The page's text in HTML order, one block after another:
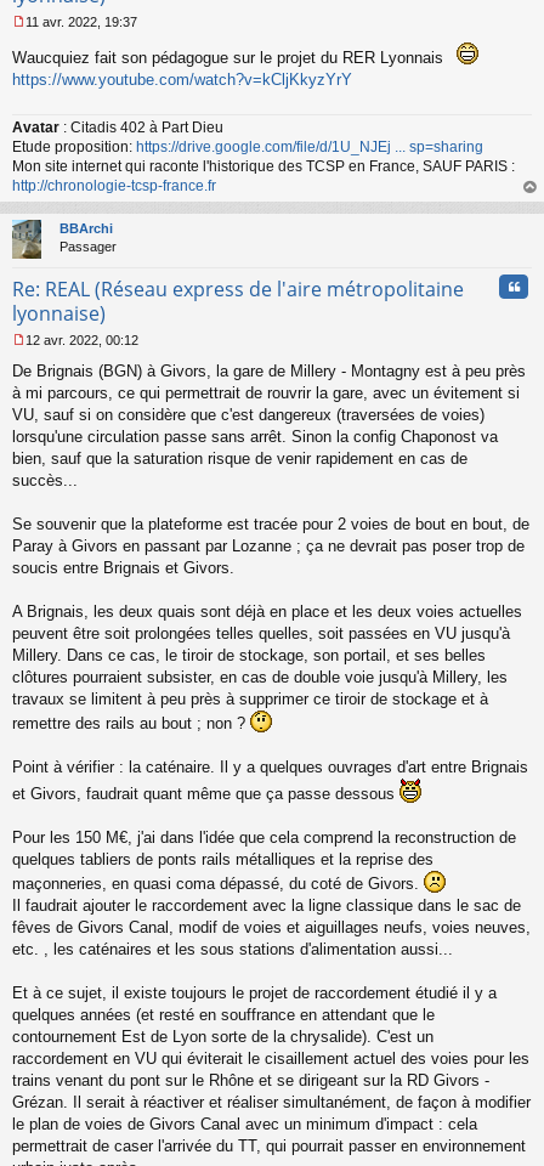
e
s
s
g
e
n
o
n
l
u
11 avr. 2022, 19:37
Waucquiez fait son pédagogue sur le projet du RER Lyonnais
https://www.youtube.com/watch?v=kCljKkyzYrY
Avatar : Citadis 402 à Part Dieu
Etude proposition: https://drive.google.com/file/d/1U_NJEj ... sp=sharing
Mon site internet qui raconte l'historique des TCSP en France, SAUF PARIS :
http://chronologie-tcsp-france.fr
au
BBArchi
Passager
Re: REAL (Réseau express de l'aire métropolitaine
lyonnaise)
e
s
s
g
e
n
u
12 avr. 2022, 00:12
De Brignais (BGN) à Givors, la gare de Millery - Montagny est à peu près
à mi parcours, ce qui permettrait de rouvrir la gare, avec un évitement si
VU, sauf si on considère que c'est dangereux (traversées de voies)
lorsqu'une circulation passe sans arrêt. Sinon la config Chaponost va
bien, sauf que la saturation risque de venir rapidement en cas de
succès...
Se souvenir que la plateforme est tracée pour 2 voies de bout en bout, de
Paray à Givors en passant par Lozanne ; ça ne devrait pas poser trop de
soucis entre Brignais et Givors.
A Brignais, les deux quais sont déjà en place et les deux voies actuelles
peuvent être soit prolongées telles quelles, soit passées en VU jusqu'à
Millery. Dans ce cas, le tiroir de stockage, son portail, et ses belles
clôtures pourraient subsister, en cas de double voie jusqu'à Millery, les
travaux se limitent à peu près à supprimer ce tiroir de stockage et à
remettre des rails au bout ; non ?
Point à vérifier : la caténaire. Il y a quelques ouvrages d'art entre Brignais
et Givors, faudrait quant même que ça passe dessous
Pour les 150 M€, j'ai dans l'idée que cela comprend la reconstruction de
quelques tabliers de ponts rails métalliques et la reprise des
maçonneries, en quasi coma dépassé, du coté de Givors.
Il faudrait ajouter le raccordement avec la ligne classique dans le sac de
fêves de Givors Canal, modif de voies et aiguillages neufs, voies neuves,
etc. , les caténaires et les sous stations d'alimentation aussi...
Et à ce sujet, il existe toujours le projet de raccordement étudié il y a
quelques années (et resté en souffrance en attendant que le
contournement Est de Lyon sorte de la chrysalide). C'est un
raccordement en VU qui éviterait le cisaillement actuel des voies pour les
trains venant du pont sur le Rhône et se dirigeant sur la RD Givors -
Grézan. Il serait à réactiver et réaliser simultanément, de façon à modifier
le plan de voies de Givors Canal avec un minimum d'impact : cela
permettrait de caser l'arrivée du TT, qui pourrait passer en environnement